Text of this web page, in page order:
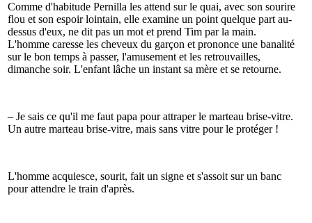
Comme d'habitude Pernilla les attend sur le quai, avec son sourire
flou et son espoir lointain, elle examine un point quelque part au-
dessus d'eux, ne dit pas un mot et prend Tim par la main.
L'homme caresse les cheveux du garçon et prononce une banalité
sur le bon temps à passer, l'amusement et les retrouvailles,
dimanche soir. L'enfant lâche un instant sa mère et se retourne.
– Je sais ce qu'il me faut papa pour attraper le marteau brise-vitre.
Un autre marteau brise-vitre, mais sans vitre pour le protéger !
L'homme acquiesce, sourit, fait un signe et s'assoit sur un banc
pour attendre le train d'après.